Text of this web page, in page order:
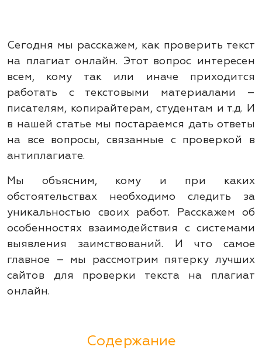
Контакты
Гарантии
Пакетная проверка
8-800-511-31-08
Сегодня мы расскажем, как проверить текст
на плагиат онлайн. Этот вопрос интересен
всем, кому так или иначе приходится
работать с текстовыми материалами –
писателям, копирайтерам, студентам и т.д. И
в нашей статье мы постараемся дать ответы
на все вопросы, связанные с проверкой в
антиплагиате.
Мы объясним, кому и при каких
обстоятельствах необходимо следить за
уникальностью своих работ. Расскажем об
особенностях взаимодействия с системами
выявления заимствований. И что самое
главное – мы рассмотрим пятерку лучших
сайтов для проверки текста на плагиат
онлайн.
Содержание